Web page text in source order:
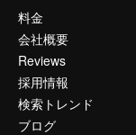
料金
会社概要
Reviews
採用情報
検索トレンド
ブログ